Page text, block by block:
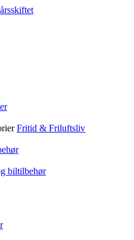
Fritid & Friluftsliv
biltilbehør